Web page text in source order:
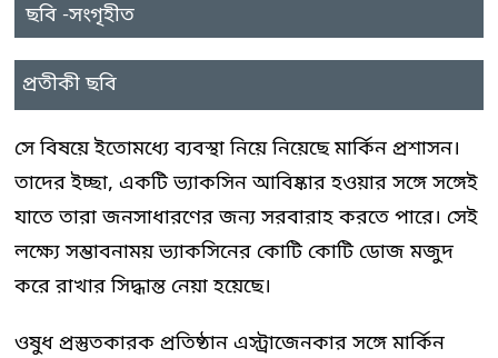
ছবি -সংগৃহীত
প্রতীকী ছবি
সে বিষয়ে ইতোমধ্যে ব্যবস্থা নিয়ে নিয়েছে মার্কিন প্রশাসন।
তাদের ইচ্ছা, একটি ভ্যাকসিন আবিষ্কার হওয়ার সঙ্গে সঙ্গেই
যাতে তারা জনসাধারণের জন্য সরবারাহ করতে পারে। সেই
লক্ষ্যে সম্ভাবনাময় ভ্যাকসিনের কোটি কোটি ডোজ মজুদ
করে রাখার সিদ্ধান্ত নেয়া হয়েছে।
ওষুধ প্রস্তুতকারক প্রতিষ্ঠান এস্ট্রাজেনকার সঙ্গে মার্কিন